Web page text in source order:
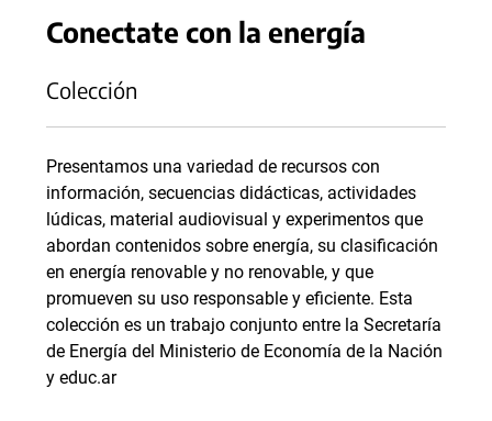
Conectate con la energía
Colección
Presentamos una variedad de recursos con
información, secuencias didácticas, actividades
lúdicas, material audiovisual y experimentos que
abordan contenidos sobre energía, su clasificación
en energía renovable y no renovable, y que
promueven su uso responsable y eficiente. Esta
colección es un trabajo conjunto entre la Secretaría
de Energía del Ministerio de Economía de la Nación
y educ.ar